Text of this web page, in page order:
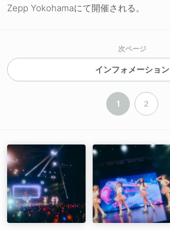
Zepp Yokohamaにて開催される。
次ページ
インフォメーション
1 2